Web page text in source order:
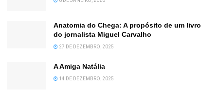
Anatomia do Chega: A propósito de um livro
do jornalista Miguel Carvalho
27 DE DEZEMBRO, 2025
A Amiga Natália
14 DE DEZEMBRO, 2025